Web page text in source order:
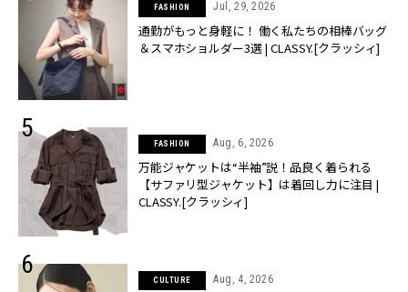
FASHION Jul, 29, 2026
通勤がもっと身軽に！ 働く私たちの相棒バッグ
＆スマホショルダー3選 | CLASSY.[クラッシィ]
FASHION Aug, 6, 2026
万能ジャケットは“半袖”説！品良く着られる
【サファリ型ジャケット】は着回し力に注目 |
CLASSY.[クラッシィ]
CULTURE Aug, 4, 2026